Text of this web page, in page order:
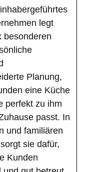
legt
besonderen
Planung,
eine Küche
perfekt zu ihm
passt. In
und familiären
sie dafür,
Kunden